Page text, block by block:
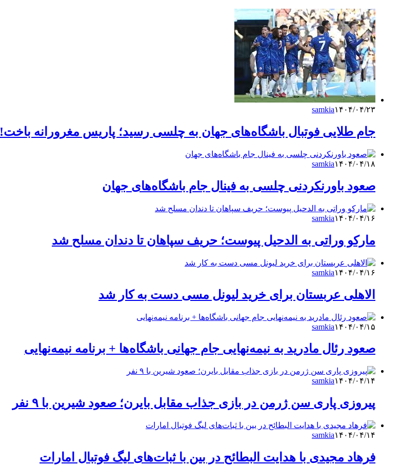
samkia۱۴۰۴/۰۴/۲۳
جام طلایی فوتبال باشگاه‌های جهان به چلسی رسید؛ پاریس مغرورانه باخت!
samkia۱۴۰۴/۰۴/۱۸
صعود باورنکردنی چلسی به فینال جام باشگاه‌های جهان
samkia۱۴۰۴/۰۴/۱۶
مارکو وراتی به الدحیل پیوست؛ حریف سپاهان تا دندان مسلح شد
samkia۱۴۰۴/۰۴/۱۶
الاهلی عربستان برای خرید لیونل مسی دست به کار شد
samkia۱۴۰۴/۰۴/۱۵
صعود رئال مادرید به نیمه‌نهایی جام جهانی باشگاه‌ها + برنامه نیمه‌نهایی
samkia۱۴۰۴/۰۴/۱۴
پیروزی پاری سن ژرمن در بازی جذاب مقابل بایرن؛ صعود شیرین با ٩ نفر
samkia۱۴۰۴/۰۴/۱۴
فرهاد مجیدی با هدایت البطائح در بین با ثبات‌های لیگ فوتبال امارات